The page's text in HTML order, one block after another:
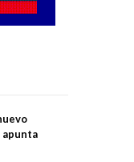
apunta